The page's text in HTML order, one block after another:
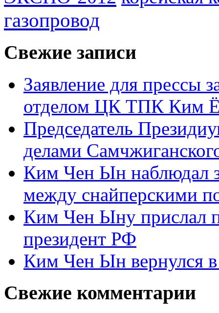
газопровод
Свежие записи
Заявление для прессы
отделом ЦК ТПК Ким
Председатель
делами
Ким Чен Ын наблюдал
между снайперскими
Ким Чен Ыну прислал
президент РФ
Ким Чен Ын вернулся
Свежие комментарии